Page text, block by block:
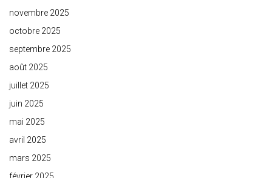
novembre 2025
octobre 2025
septembre 2025
août 2025
juillet 2025
juin 2025
mai 2025
avril 2025
mars 2025